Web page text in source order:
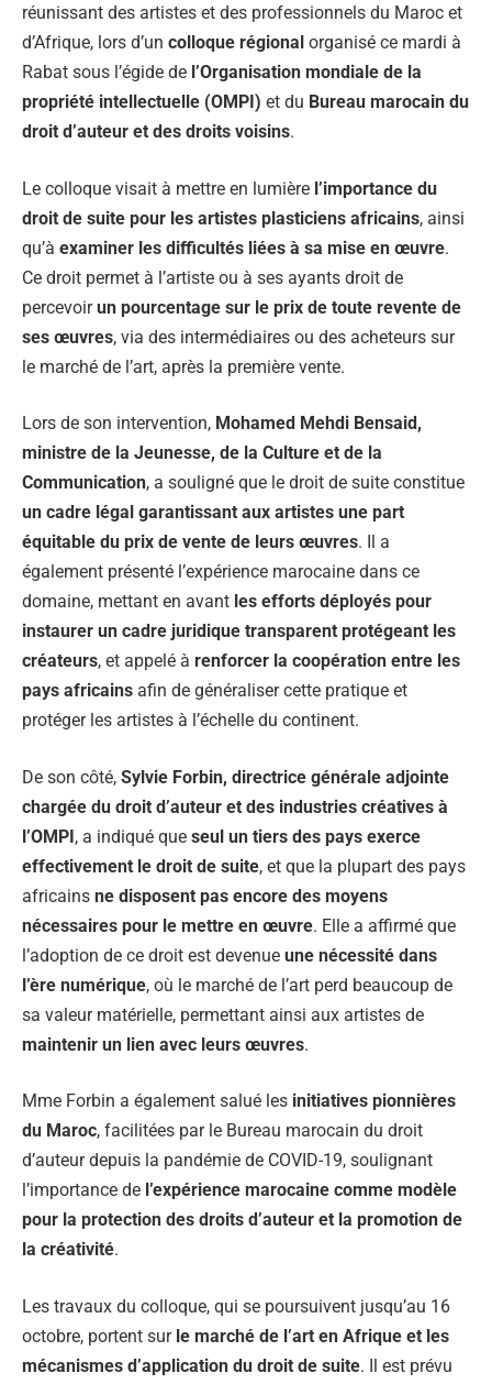
réunissant des artistes et des professionnels du Maroc et
d’Afrique, lors d’un colloque régional organisé ce mardi à
Rabat sous l’égide de l’Organisation mondiale de la
propriété intellectuelle (OMPI) et du Bureau marocain du
droit d’auteur et des droits voisins.
Le colloque visait à mettre en lumière l’importance du
droit de suite pour les artistes plasticiens africains, ainsi
qu’à examiner les difficultés liées à sa mise en œuvre.
Ce droit permet à l’artiste ou à ses ayants droit de
percevoirun pourcentage sur le prix de toute revente de
ses œuvres, via des intermédiaires ou des acheteurs sur
le marché de l’art, après la première vente.
Lors de son intervention, Mohamed Mehdi Bensaid,
ministre de la Jeunesse, de la Culture et de la
Communication, a souligné que le droit de suite constitue
un cadre légal garantissant aux artistes une part
équitable du prix de vente de leurs œuvres. Il a
également présenté l’expérience marocaine dans ce
domaine, mettant en avant les efforts déployés pour
instaurer un cadre juridique transparent protégeant les
créateurs, et appelé à renforcer la coopération entre les
pays africains afin de généraliser cette pratique et
protéger les artistes à l’échelle du continent.
De son côté, Sylvie Forbin, directrice générale adjointe
chargée du droit d’auteur et des industries créatives à
l’OMPI, a indiqué que seul un tiers des pays exerce
effectivement le droit de suite, et que la plupart des pays
africains ne disposent pas encore des moyens
nécessaires pour le mettre en œuvre. Elle a affirmé que
l’adoption de ce droit est devenue une nécessité dans
l’ère numérique, où le marché de l’art perd beaucoup de
sa valeur matérielle, permettant ainsi aux artistes de
maintenir un lien avec leurs œuvres.
Mme Forbin a également salué les initiatives pionnières
du Maroc, facilitées par le Bureau marocain du droit
d’auteur depuis la pandémie de COVID-19, soulignant
l’importance de l’expérience marocaine comme modèle
pour la protection des droits d’auteur et la promotion de
la créativité.
Les travaux du colloque, qui se poursuivent jusqu’au 16
octobre, portent sur le marché de l’art en Afrique et les
mécanismes d’application du droit de suite. Il est prévu